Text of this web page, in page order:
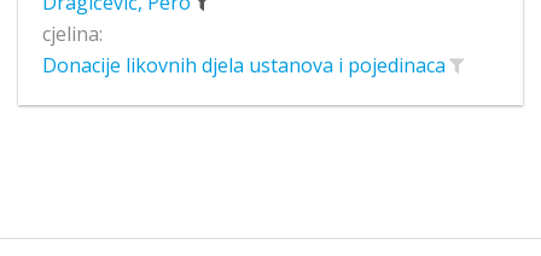
cjelina:
Donacije likovnih djela ustanova i pojedinaca